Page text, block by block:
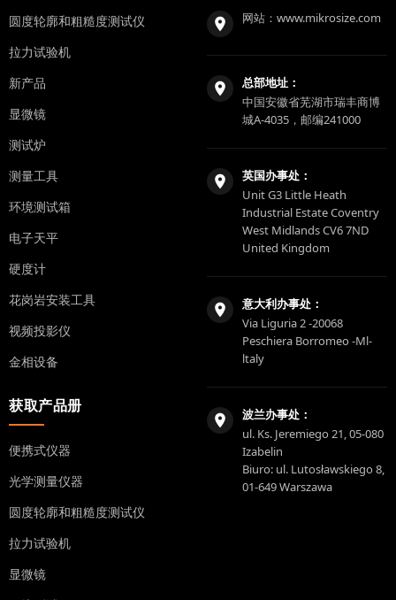
圆度轮廓和粗糙度测试仪
拉力试验机
新产品
显微镜
测试炉
测量工具
环境测试箱
电子天平
硬度计
花岗岩安装工具
视频投影仪
金相设备
获取产品册
便携式仪器
光学测量仪器
圆度轮廓和粗糙度测试仪
拉力试验机
显微镜
网站： www.mikrosize.com
总部地址：
中国安徽省芜湖市瑞丰商博
城A-4035，邮编241000
英国办事处：
Unit G3 Little Heath
Industrial Estate Coventry
West Midlands CV6 7ND
United Kingdom
意大利办事处：
Via Liguria 2 -20068
Peschiera Borromeo -Ml-
ltaly
波兰办事处：
ul. Ks. Jeremiego 21, 05-080
Izabelin
Biuro: ul. Lutosławskiego 8,
01-649 Warszawa